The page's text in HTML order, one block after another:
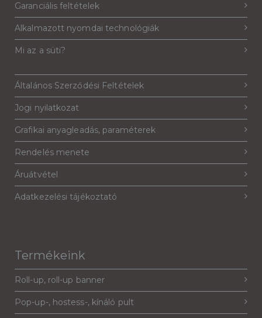
Garanciális feltételek
Alkalmazott nyomdai technológiák
Mi az a süti?
Általános Szerződési Feltételek
Jogi nyilatkozat
Grafikai anyagleadás, paraméterek
Rendelés menete
Áruátvétel
Adatkezelési tájékoztató
Termékeink
Roll-up, roll-up banner
Pop-up-, hostess-, kínáló pult